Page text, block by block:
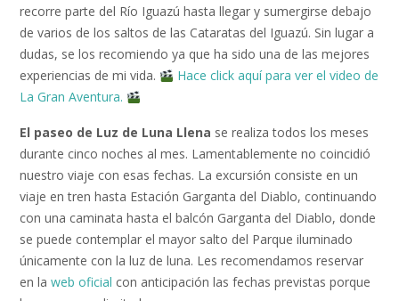
recorre parte del Río Iguazú hasta llegar y sumergirse debajo
de varios de los saltos de las Cataratas del Iguazú. Sin lugar a
dudas, se los recomiendo ya que ha sido una de las mejores
experiencias de mi vida.
Hace click aquí para ver el video de
La Gran Aventura.
El paseo de Luz de Luna Llena se realiza todos los meses
durante cinco noches al mes. Lamentablemente no coincidió
nuestro viaje con esas fechas. La excursión consiste en un
viaje en tren hasta Estación Garganta del Diablo, continuando
con una caminata hasta el balcón Garganta del Diablo, donde
se puede contemplar el mayor salto del Parque iluminado
únicamente con la luz de luna. Les recomendamos reservar
en la web oficial con anticipación las fechas previstas porque